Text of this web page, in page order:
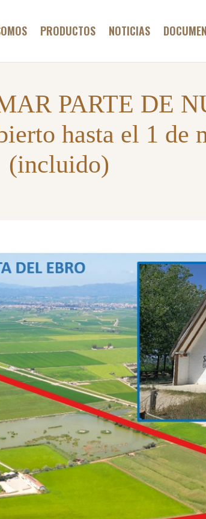
PRODUCTOS NOTICIAS
PARTE DE
hasta el 1 de
(incluido)